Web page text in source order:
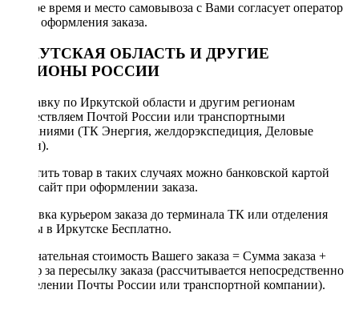
Точное время и место самовывоза с Вами согласует оператор
после оформления заказа.
ИРКУТСКАЯ ОБЛАСТЬ И ДРУГИЕ
РЕГИОНЫ РОССИИ
Отправку по Иркутской области и другим регионам
осуществляем Почтой России или транспортными
компаниями (ТК Энергия, желдорэкспедиция, Деловые
линии).
Оплатить товар в таких случаях можно банковской картой
через сайт при оформлении заказа.
Доставка курьером заказа до терминала ТК или отделения
Почты в Иркутске Бесплатно.
Окончательная стоимость Вашего заказа = Сумма заказа +
Тариф за пересылку заказа (рассчитывается непосредственно
в отделении Почты России или транспортной компании).